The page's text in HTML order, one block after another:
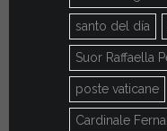
santo del día
Suor Raffaella
poste vaticane
Cardinale